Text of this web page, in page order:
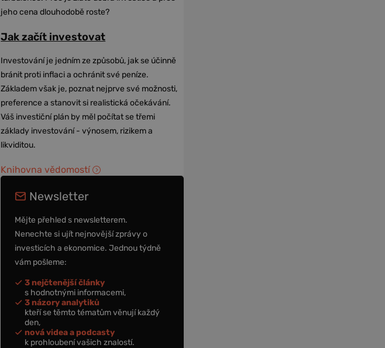
jeho cena dlouhodobě roste?
Jak začít investovat
Investování je jedním ze způsobů, jak se účinně
bránit proti inflaci a ochránit své peníze.
Základem však je, poznat nejprve své možnosti,
preference a stanovit si realistická očekávání.
Váš investiční plán by měl počítat se třemi
základy investování - výnosem, rizikem a
likviditou.
Knihovna vědomostí
Newsletter
Mějte přehled s newsletterem.
Nenechte si ujít nejnovější zprávy o
investicích a ekonomice. Jednou týdně
vám pošleme:
3 nejčtenější články
s hodnotnými informacemi,
3 názory analytiků
kteří se těmto tématům věnují každý
den,
nová videa a podcasty
k prohloubení vašich znalostí.